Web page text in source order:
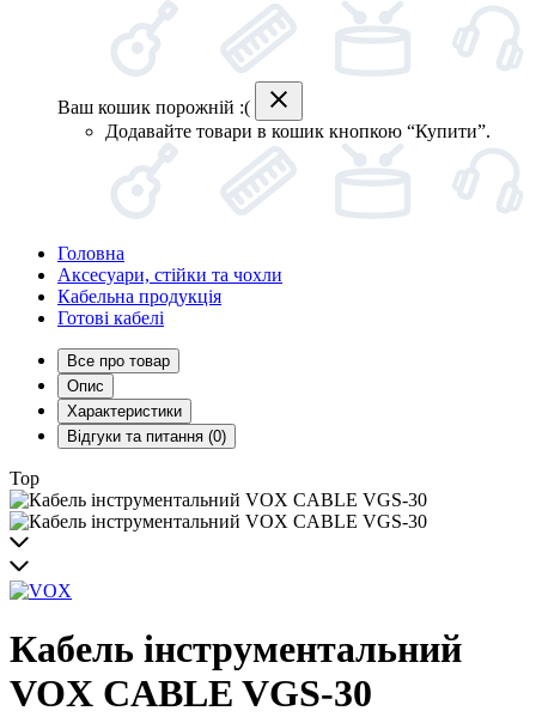
Ваш кошик порожній :(
Додавайте товари в кошик кнопкою “Купити”.
Головна
Аксесуари, стійки та чохли
Кабельна продукція
Готові кабелі
Все про товар
Опис
Характеристики
Відгуки та питання (0)
Top
Кабель інструментальний
VOX CABLE VGS-30